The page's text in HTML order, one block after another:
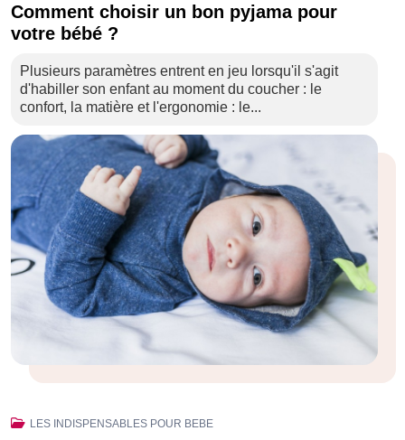
Comment choisir un bon pyjama pour
votre bébé ?
Plusieurs paramètres entrent en jeu lorsqu'il s'agit
d'habiller son enfant au moment du coucher : le
confort, la matière et l'ergonomie : le...
LES INDISPENSABLES POUR BEBE